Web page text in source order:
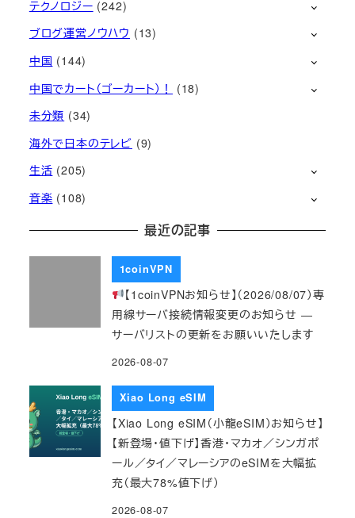
テクノロジー (242)
ブログ運営ノウハウ (13)
中国 (144)
中国でカート（ゴーカート）！
(18)
未分類 (34)
海外で日本のテレビ (9)
生活 (205)
音楽 (108)
最近の記事
1coinVPN
【1coinVPNお知らせ】（2026/08/07）専
用線サーバ接続情報変更のお知らせ ―
サーバリストの更新をお願いいたします
2026-08-07
Xiao Long eSIM
【Xiao Long eSIM（小龍eSIM）お知らせ】
【新登場・値下げ】香港・マカオ／シンガポ
ール／タイ／マレーシアのeSIMを大幅拡
充（最大78%値下げ）
2026-08-07